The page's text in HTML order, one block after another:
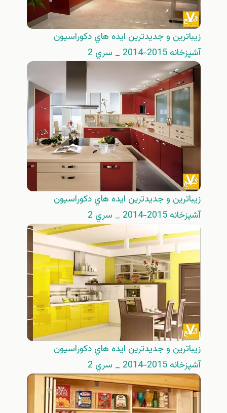
زيباترين و جديدترين ايده هاي دكوراسيون
آشپزخانه 2015-2014 _ سري 2
زيباترين و جديدترين ايده هاي دكوراسيون
آشپزخانه 2015-2014 _ سري 2
زيباترين و جديدترين ايده هاي دكوراسيون
آشپزخانه 2015-2014 _ سري 2